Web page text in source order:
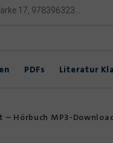
PDFs Literatur
Unterricht
– Hörbuch MP3-